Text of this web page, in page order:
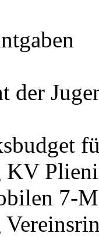
der
7-